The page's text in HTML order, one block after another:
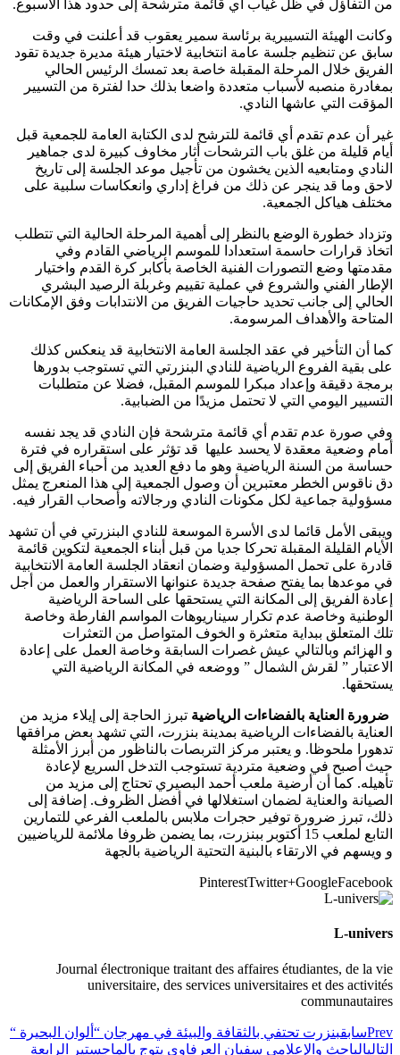
من التفاؤل في ظل غياب أي قائمة مترشحة إلى حدود هذا الأسبوع.
وكانت الهيئة التسييرية برئاسة سمير يعقوب قد أعلنت في وقت
سابق عن تنظيم جلسة عامة انتخابية لاختيار هيئة مديرة جديدة تقود
الفريق خلال المرحلة المقبلة خاصة بعد تمسك الرئيس الحالي
بمغادرة منصبه لأسباب متعددة واضعا بذلك حدا لفترة من التسيير
المؤقت التي عاشها النادي.
غير أن عدم تقدم أي قائمة للترشح لدى الكتابة العامة للجمعية قبل
أيام قليلة من غلق باب الترشحات أثار مخاوف كبيرة لدى جماهير
النادي ومتابعيه الذين يخشون من تأجيل موعد الجلسة إلى تاريخ
لاحق وما قد ينجر عن ذلك من فراغ إداري وانعكاسات سلبية على
مختلف هياكل الجمعية.
وتزداد خطورة الوضع بالنظر إلى أهمية المرحلة الحالية التي تتطلب
اتخاذ قرارات حاسمة استعدادا للموسم الرياضي القادم وفي
مقدمتها وضع التصورات الفنية الخاصة بأكابر كرة القدم واختيار
الإطار الفني والشروع في عملية تقييم وغربلة الرصيد البشري
الحالي إلى جانب تحديد حاجيات الفريق من الانتدابات وفق الإمكانات
المتاحة والأهداف المرسومة.
كما أن التأخير في عقد الجلسة العامة الانتخابية قد ينعكس كذلك
على بقية الفروع الرياضية للنادي البنزرتي التي تستوجب بدورها
برمجة دقيقة وإعداد مبكرا للموسم المقبل، فضلا عن متطلبات
التسيير اليومي التي لا تحتمل مزيدًا من الضبابية.
وفي صورة عدم تقدم أي قائمة مترشحة فإن النادي قد يجد نفسه
أمام وضعية معقدة لا يحسد عليها قد تؤثر على استقراره في فترة
حساسة من السنة الرياضية وهو ما دفع العديد من أحباء الفريق إلى
دق ناقوس الخطر معتبرين أن وصول الجمعية إلى هذا المنعرج يمثل
مسؤولية جماعية لكل مكونات النادي ورجالاته وأصحاب القرار فيه.
ويبقى الأمل قائما لدى الأسرة الموسعة للنادي البنزرتي في أن تشهد
الأيام القليلة المقبلة تحركا جديا من قبل أبناء الجمعية لتكوين قائمة
قادرة على تحمل المسؤولية وضمان انعقاد الجلسة العامة الانتخابية
في موعدها بما يفتح صفحة جديدة عنوانها الاستقرار والعمل من أجل
إعادة الفريق إلى المكانة التي يستحقها على الساحة الرياضية
الوطنية وخاصة عدم تكرار سيناريوهات المواسم الفارطة وخاصة
تلك المتعلق ببداية متعثرة و الخوف المتواصل من التعثرات
و الهزائم وبالتالي عيش غصرات السابقة وخاصة العمل على إعادة
الاعتبار ” لقرش الشمال ” ووضعه في المكانة الرياضية التي
يستحقها.
ضرورة العناية بالفضاءات الرياضية تبرز الحاجة إلى إيلاء مزيد من
العناية بالفضاءات الرياضية بمدينة بنزرت، التي تشهد بعض مرافقها
تدهورا ملحوظا. و يعتبر مركز التربصات بالناظور من أبرز الأمثلة
حيث أصبح في وضعية متردية تستوجب التدخل السريع لإعادة
تأهيله. كما أن أرضية ملعب أحمد البصيري تحتاج إلى مزيد من
الصيانة والعناية لضمان استغلالها في أفضل الظروف. إضافة إلى
ذلك، تبرز ضرورة توفير حجرات ملابس بالملعب الفرعي للتمارين
التابع لملعب 15 أكتوبر ببنزرت، بما يضمن ظروفا ملائمة للرياضيين
و ويسهم في الارتقاء بالبنية التحتية الرياضية بالجهة
Facebook
Google+
Twitter
Pinterest
L-univers
Journal électronique traitant des affaires étudiantes, de la vie
universitaire, des services universitaires et des activités
communautaires
Prevسابقبنزرت تحتفي بالثقافة والبيئة في مهرجان “ألوان البحيرة “
التاليالباحث والإعلامي سفيان العرفاوي يتوج بالماجستير الرابعة